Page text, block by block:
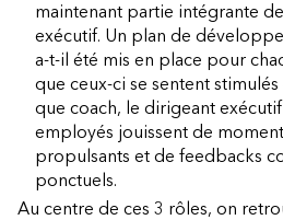
maintenant partie intégrante
exécutif. Un plan de
a-t-il été mis en place pour
que ceux-ci se sentent
que coach, le dirigeant exécutif
employés jouissent de
propulsants et de feedbacks
ponctuels.
Au centre de ces 3 rôles, on